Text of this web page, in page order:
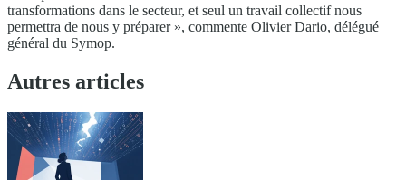
transformations dans le secteur, et seul un travail collectif nous
permettra de nous y préparer », commente Olivier Dario, délégué
général du Symop.
Autres articles